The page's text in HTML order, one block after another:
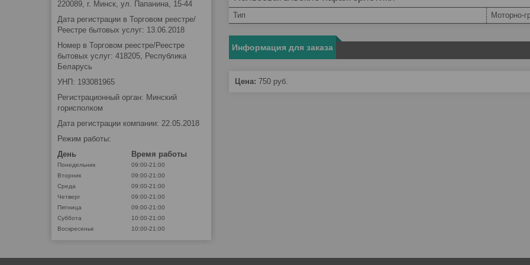
Тип Моторно-
Информация для заказа
Цена: 750 руб.
220089, г. Минск, ул. Папанина, 15-44
Дата регистрации в Торговом реестре/
Реестре бытовых услуг: 13.06.2018
Номер в Торговом реестре/Реестре
бытовых услуг: 418205, Республика
Беларусь
УНП: 193081965
Регистрационный орган: Минский
горисполком
Дата регистрации компании: 22.05.2018
Режим работы:
День
Время работы
Понедельник
09:00-21:00
Вторник
09:00-21:00
Среда
09:00-21:00
Четверг
09:00-21:00
Пятница
09:00-21:00
Суббота
10:00-21:00
Воскресенье
10:00-21:00